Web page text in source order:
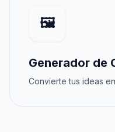
🖼️
Generador de
Convierte tus ideas